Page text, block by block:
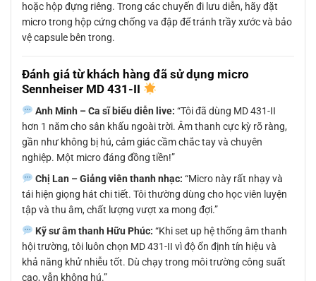
hoặc hộp đựng riêng. Trong các chuyến đi lưu diễn, hãy đặt
micro trong hộp cứng chống va đập để tránh trầy xước và bảo
vệ capsule bên trong.
Đánh giá từ khách hàng đã sử dụng micro
Sennheiser MD 431-II
Anh Minh – Ca sĩ biểu diễn live: “Tôi đã dùng MD 431-II
hơn 1 năm cho sân khấu ngoài trời. Âm thanh cực kỳ rõ ràng,
gần như không bị hú, cảm giác cầm chắc tay và chuyên
nghiệp. Một micro đáng đồng tiền!”
Chị Lan – Giảng viên thanh nhạc: “Micro này rất nhạy và
tái hiện giọng hát chi tiết. Tôi thường dùng cho học viên luyện
tập và thu âm, chất lượng vượt xa mong đợi.”
Kỹ sư âm thanh Hữu Phúc: “Khi set up hệ thống âm thanh
hội trường, tôi luôn chọn MD 431-II vì độ ổn định tín hiệu và
khả năng khử nhiễu tốt. Dù chạy trong môi trường công suất
cao, vẫn không hú.”